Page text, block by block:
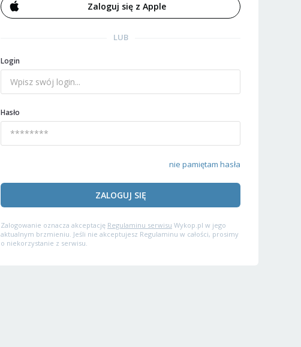
Zaloguj się z Apple
LUB
Login
Hasło
nie pamiętam hasła
ZALOGUJ SIĘ
Zalogowanie oznacza akceptację Regulaminu serwisu Wykop.pl w jego
aktualnym brzmieniu. Jeśli nie akceptujesz Regulaminu w całości, prosimy
o niekorzystanie z serwisu.